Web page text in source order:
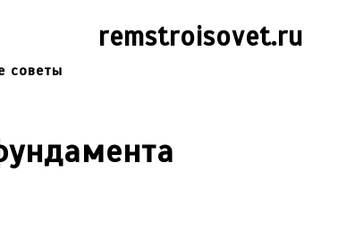
remstroisovet.ru
советы